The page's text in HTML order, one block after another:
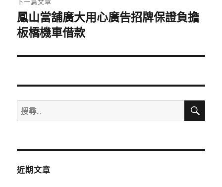
下
一
文
鳳山當舖廣大用心廣告招牌保證負擔
板橋機車借款
搜
尋
鍵
搜
近期文章